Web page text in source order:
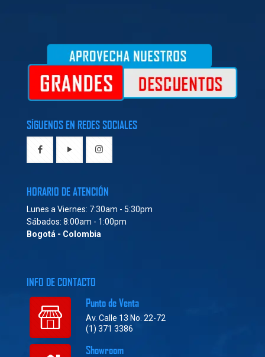
SÍGUENOS EN REDES SOCIALES
HORARIO DE ATENCIÓN
Lunes a Viernes: 7:30am - 5:30pm
Sábados: 8:00am - 1:00pm
Bogotá - Colombia
INFO DE CONTACTO
Punto de Venta
Av. Calle 13 No. 22-72
(1) 371 3386
Showroom